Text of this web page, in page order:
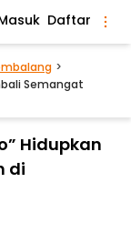
Daftar
Semangat
Hidupkan
di